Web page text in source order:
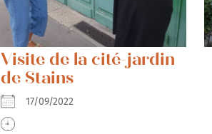
Visite de la cité-jardin
de Stains
17/09/2022